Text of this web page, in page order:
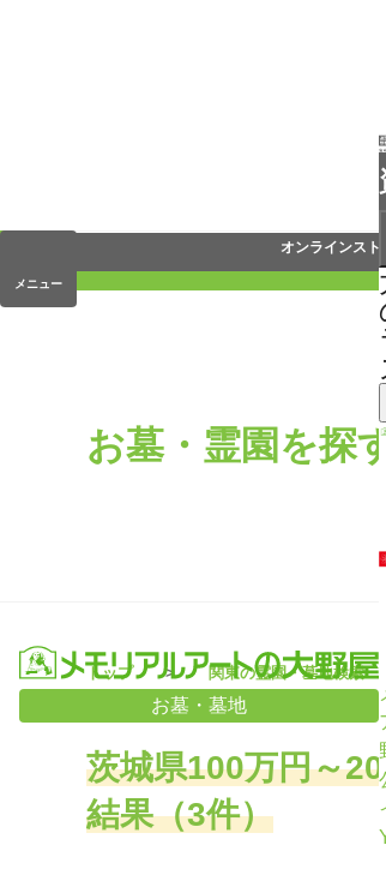
お墓・墓地
メニュー
オンラインスト
お墓・霊園を探
トップ 関東の霊園・墓地検索
茨城県100万円～
結果（3件）